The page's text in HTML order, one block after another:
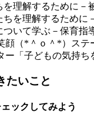
理解するために－
を理解するために
いて学ぶ－保育指
（*＾ｏ＾*）ステ
「子どもの気持ち
たいこと
ックしてみよう